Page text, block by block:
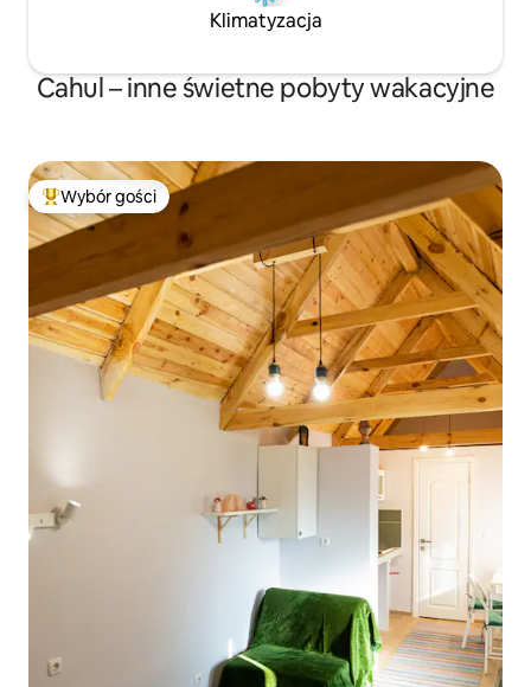
Klimatyzacja
Cahul – inne świetne pobyty wakacyjne
Najpopularniejsze z kategorii Wybór gości
Wybór gości